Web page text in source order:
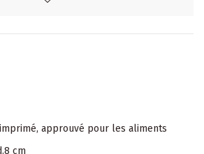
approuvé pour les aliments
cm